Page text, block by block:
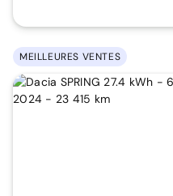
MEILLEURES VENTES